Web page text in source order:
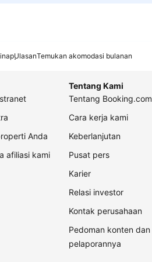
UlasanTemukan akomodasi bulanan
Anda
afiliasi kami
Tentang Kami
Tentang Booking.com
Cara kerja kami
Keberlanjutan
Pusat pers
Karier
Relasi investor
Kontak perusahaan
Pedoman konten dan
pelaporannya